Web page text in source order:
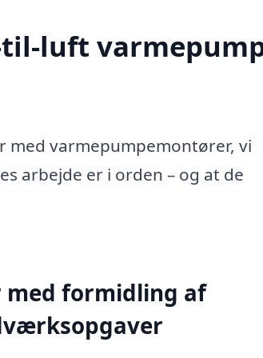
luft
med varmepumpemontører, vi
arbejde er i orden – og at de
med formidling af